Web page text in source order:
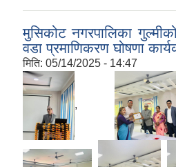
मुसिकोट नगरपालिका
वडा प्रमाणिकरण घोषणा
मिति: 05/14/2025 - 14:47
,